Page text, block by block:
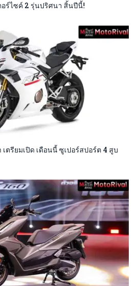
อร์ไซค์ 2 รุ่นปริศนา สิ้นปีนี้!
ตรียมเปิด เดือนนี้ ซูเปอร์สปอร์ต 4 สูบ